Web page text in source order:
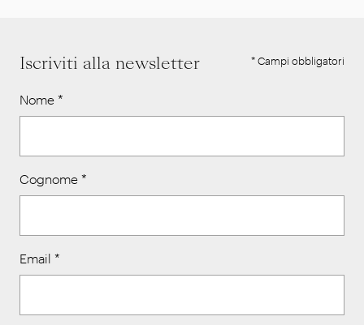
Iscriviti alla newsletter * Campi obbligatori
Nome *
Cognome *
Email *